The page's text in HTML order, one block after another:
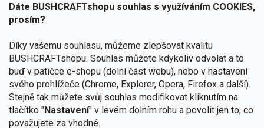
Dáte BUSHCRAFTshopu souhlas s využíváním COOKIES,
prosím?
Díky vašemu souhlasu, můžeme zlepšovat kvalitu
BUSHCRAFTshopu. Souhlas můžete kdykoliv odvolat a to
buď v patičce e-shopu (dolní část webu), nebo v nastavení
svého prohlížeče (Chrome, Explorer, Opera, Firefox a další).
Stejně tak můžete svůj souhlas modifikovat kliknutím na
tlačítko "Nastavení" v levém dolním rohu a povolit jen to, co
považujete za vhodné.